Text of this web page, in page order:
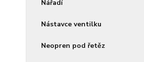
Nářadí
Nástavce ventilku
Neopren pod řetěz